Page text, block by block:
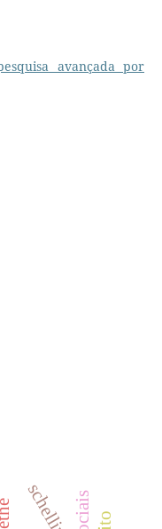
avançada por